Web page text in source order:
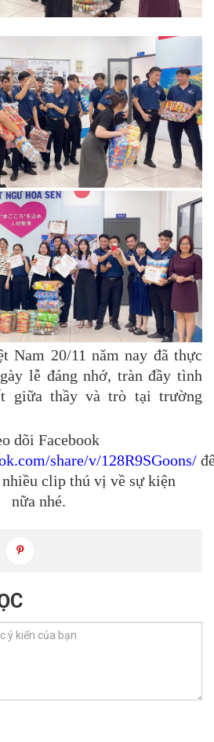
Nam 20/11 năm nay đã thực
lễ đáng nhớ, tràn đầy tình
giữa thầy và trò tại trường
dõi Facebook
share/v/128R9SGoons/
clip thú vị về sự kiện
nữa nhé.